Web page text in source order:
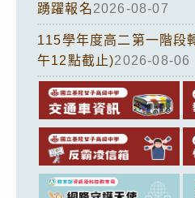
踴躍報名2026-08-07
115學年度高二第一階段
午12點截止)2026-08-06